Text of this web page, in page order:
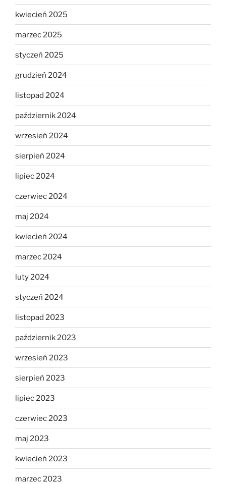
kwiecień 2025
marzec 2025
styczeń 2025
grudzień 2024
listopad 2024
październik 2024
wrzesień 2024
sierpień 2024
lipiec 2024
czerwiec 2024
maj 2024
kwiecień 2024
marzec 2024
luty 2024
styczeń 2024
listopad 2023
październik 2023
wrzesień 2023
sierpień 2023
lipiec 2023
czerwiec 2023
maj 2023
kwiecień 2023
marzec 2023